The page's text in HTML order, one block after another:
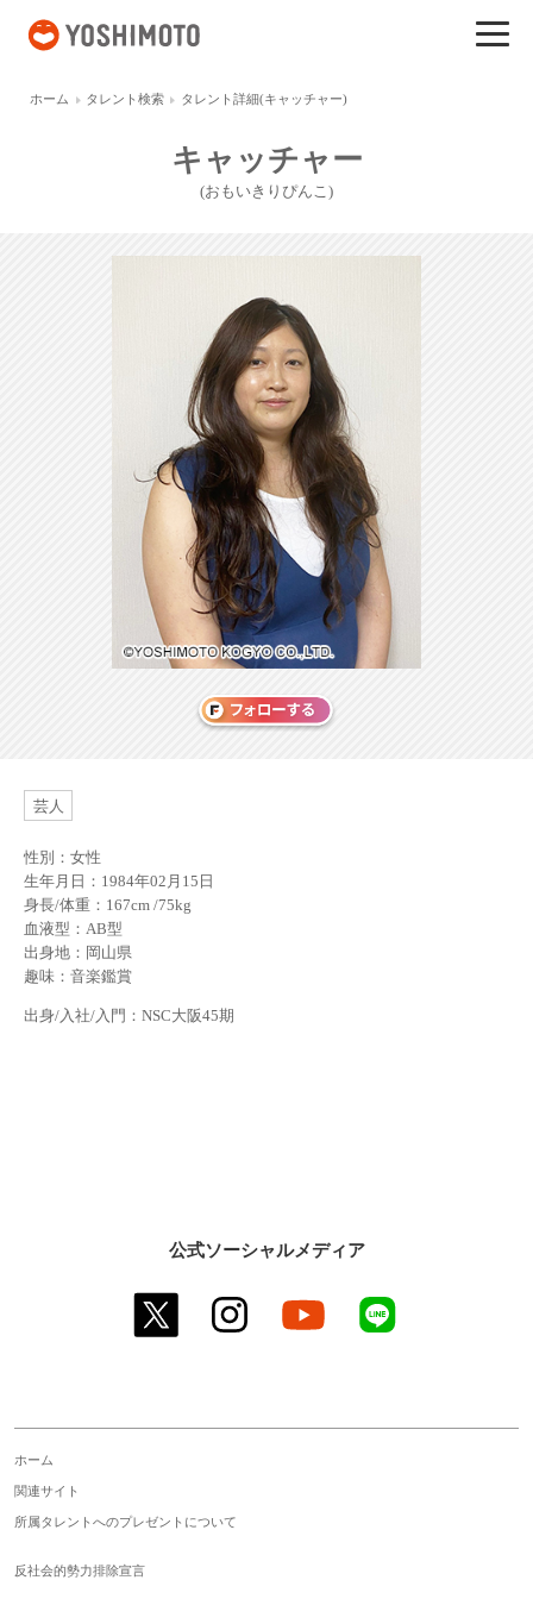
ホーム タレント検索 タレント詳細(キャッチャー)
キャッチャー
(おもいきりぴんこ)
芸人
性別：女性
生年月日：1984年02月15日
身長/体重：167cm /75kg
血液型：AB型
出身地：岡山県
趣味：音楽鑑賞
出身/入社/入門：NSC大阪45期
公式ソーシャルメディア
twitter instagram youtube
ホーム
関連サイト
所属タレントへのプレゼントについて
反社会的勢力排除宣言